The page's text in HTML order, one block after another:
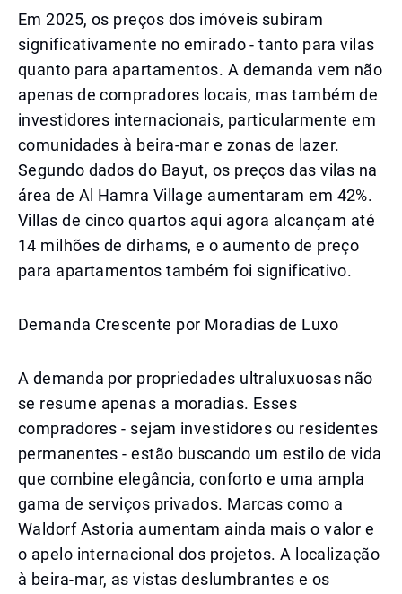
Em 2025, os preços dos imóveis subiram
significativamente no emirado - tanto para vilas
quanto para apartamentos. A demanda vem não
apenas de compradores locais, mas também de
investidores internacionais, particularmente em
comunidades à beira-mar e zonas de lazer.
Segundo dados do Bayut, os preços das vilas na
área de Al Hamra Village aumentaram em 42%.
Villas de cinco quartos aqui agora alcançam até
14 milhões de dirhams, e o aumento de preço
para apartamentos também foi significativo.
Demanda Crescente por Moradias de Luxo
A demanda por propriedades ultraluxuosas não
se resume apenas a moradias. Esses
compradores - sejam investidores ou residentes
permanentes - estão buscando um estilo de vida
que combine elegância, conforto e uma ampla
gama de serviços privados. Marcas como a
Waldorf Astoria aumentam ainda mais o valor e
o apelo internacional dos projetos. A localização
à beira-mar, as vistas deslumbrantes e os